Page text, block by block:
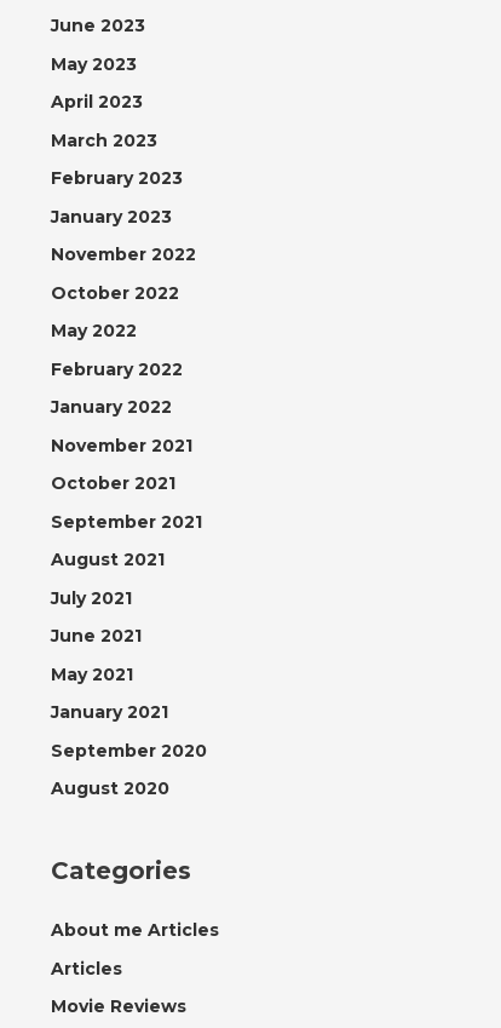
June 2023
May 2023
April 2023
March 2023
February 2023
January 2023
November 2022
October 2022
May 2022
February 2022
January 2022
November 2021
October 2021
September 2021
August 2021
July 2021
June 2021
May 2021
January 2021
September 2020
August 2020
Categories
About me Articles
Articles
Movie Reviews